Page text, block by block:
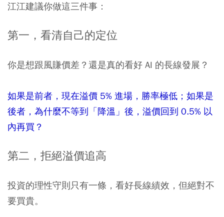
江江建議你做這三件事：
第一，看清自己的定位
你是想跟風賺價差？還是真的看好 AI 的長線發展？
如果是前者，現在溢價 5% 進場，勝率極低；如果是
後者，為什麼不等到「降溫」後，溢價回到 0.5% 以
內再買？
第二，拒絕溢價追高
投資的理性守則只有一條，看好長線績效，但絕對不
要買貴。